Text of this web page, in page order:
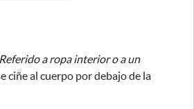
Referido a ropa interior o a un
ciñe al cuerpo por debajo de la